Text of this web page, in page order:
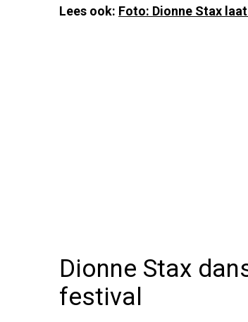
Lees ook: Foto: Dionne Stax
Dionne Stax
festival